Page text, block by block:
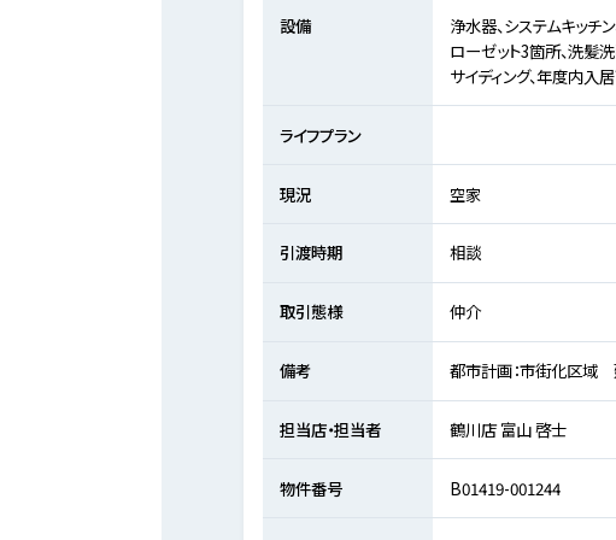
設備
浄水器、システムキッチ
ローゼット3箇所、洗髪
サイディング、年度内入
ライフプラン
現況 空家
引渡時期 相談
取引態様 仲介
備考 都市計画：市街化区域
担当店・担当者 鶴川店 富山 啓士
物件番号 B01419-001244